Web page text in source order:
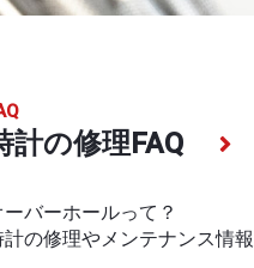
計の修理FAQ
ーバーホールって？
計の修理やメンテナンス情